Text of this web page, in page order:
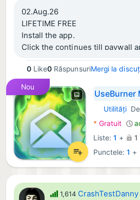
02.Aug.26
LIFETIME FREE
Install the app.
Click the continues till paywall
Select lifetime 0,00
0Like0 RăspunsuriMergi la
Nou
UseBurner
iOS Aplicații:
Utilități
* Gratuit
Liste: 1 + 1
Punctele:1 +
1,614 CrashTestDanny